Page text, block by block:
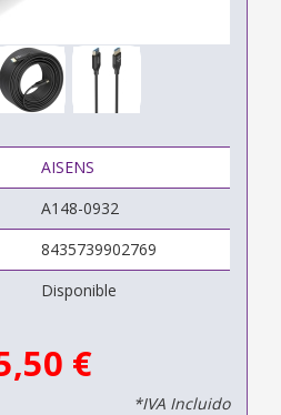
AISENS
A148-0932
8435739902769
Disponible
€
*IVA Incluido